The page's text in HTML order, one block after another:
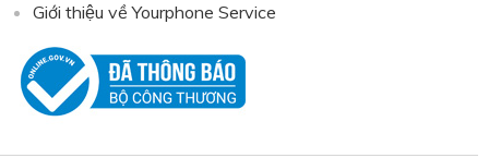
Giới thiệu về Yourphone Service